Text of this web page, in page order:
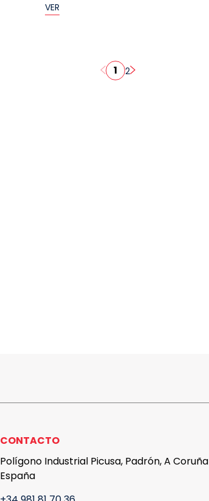
VER
1 2
CONTACTO
Polígono Industrial Picusa, Padrón, A Coruña
España